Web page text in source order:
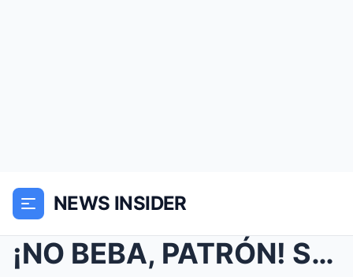
NEWS INSIDER
¡NO BEBA, PATRÓN! SU PROMETIDA LE PUSO ALGO: La Ve...